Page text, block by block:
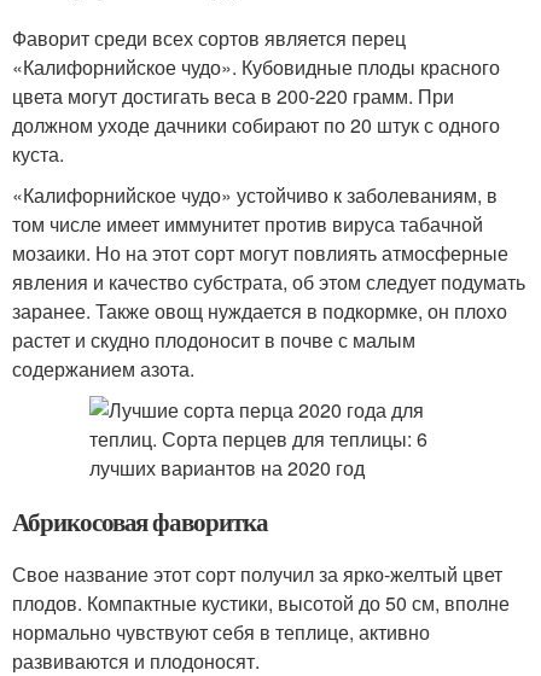
Фаворит среди всех сортов является перец
«Калифорнийское чудо». Кубовидные плоды красного
цвета могут достигать веса в 200-220 грамм. При
должном уходе дачники собирают по 20 штук с одного
куста.
«Калифорнийское чудо» устойчиво к заболеваниям, в
том числе имеет иммунитет против вируса табачной
мозаики. Но на этот сорт могут повлиять атмосферные
явления и качество субстрата, об этом следует подумать
заранее. Также овощ нуждается в подкормке, он плохо
растет и скудно плодоносит в почве с малым
содержанием азота.
Абрикосовая фаворитка
Свое название этот сорт получил за ярко-желтый цвет
плодов. Компактные кустики, высотой до 50 см, вполне
нормально чувствуют себя в теплице, активно
развиваются и плодоносят.